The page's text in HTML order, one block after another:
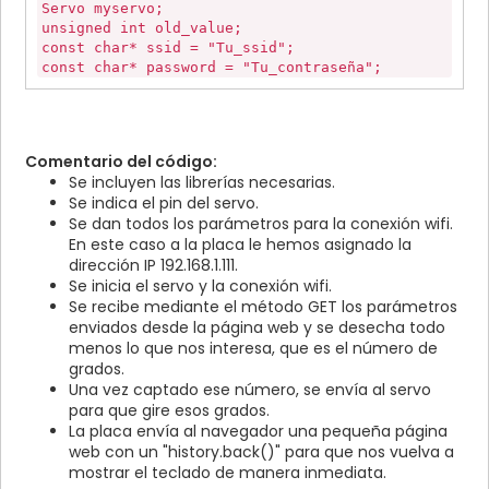
value="035" />
<input type="button"
onclick="location.href='http://192.168.1.111/
value="040" />
onclick="location.href='http://192.168.1.111/
value="050" />
<input type="button"
onclick="location.href='http://192.168.1.111/
value="055" /></br>
<input type="button"
onclick="location.href='http://192.168.1.111/
value="060" />
<input type="button"
onclick="location.href='http://192.168.1.111/
value="065" />
<input type="button"
onclick="location.href='http://192.168.1.111/
value="070" />
<input type="button"
onclick="location.href='http://192.168.1.111/
value="075" />
Servo myservo;
unsigned int old_value;
const char* ssid = "Tu_ssid";
const char* password = "Tu_contraseña";
IPAddress ip(192,168,1,111);
void setup()
Serial.begin(115200);
delay(10);
myservo.attach(servo_pin);
old_value = 90;
WiFi.begin(ssid, password);
WiFi.config(ip, gateway, subnet);
server.begin();
String f = "";
void loop() {
WiFiClient client = server.available();
Comentario del código:
Se incluyen las librerías necesarias.
Se indica el pin del servo.
Se dan todos los parámetros para la conexión wifi.
En este caso a la placa le hemos asignado la
dirección IP 192.168.1.111.
Se inicia el servo y la conexión wifi.
Se recibe mediante el método GET los parámetros
enviados desde la página web y se desecha todo
menos lo que nos interesa, que es el número de
grados.
Una vez captado ese número, se envía al servo
para que gire esos grados.
La placa envía al navegador una pequeña página
web con un "history.back()" para que nos vuelva a
mostrar el teclado de manera inmediata.